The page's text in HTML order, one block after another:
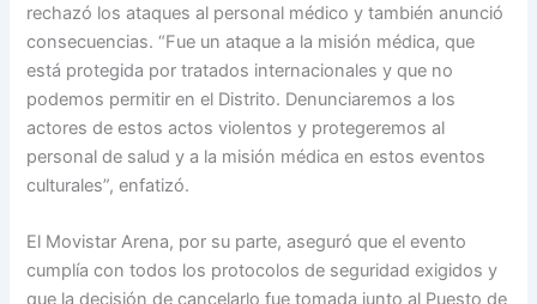
rechazó los ataques al personal médico y también anunció
consecuencias. “Fue un ataque a la misión médica, que
está protegida por tratados internacionales y que no
podemos permitir en el Distrito. Denunciaremos a los
actores de estos actos violentos y protegeremos al
personal de salud y a la misión médica en estos eventos
culturales”, enfatizó.
El Movistar Arena, por su parte, aseguró que el evento
cumplía con todos los protocolos de seguridad exigidos y
que la decisión de cancelarlo fue tomada junto al Puesto de